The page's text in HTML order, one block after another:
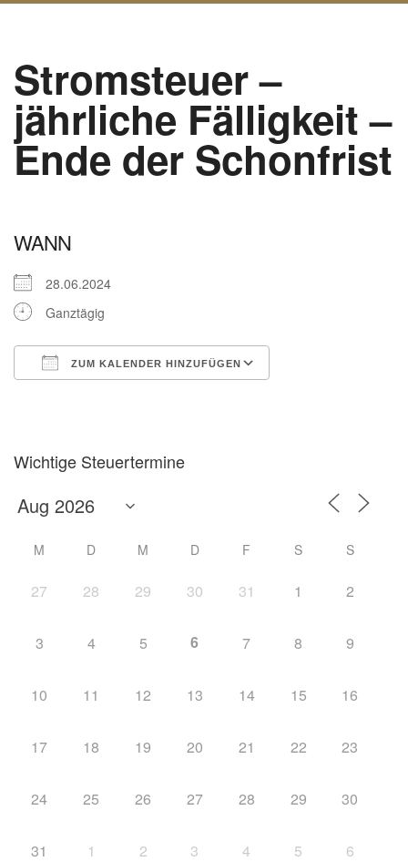
Stromsteuer –
jährliche Fälligkeit –
Ende der Schonfrist
WANN
28.06.2024
Ganztägig
ZUM KALENDER HINZUFÜGEN
Wichtige Steuertermine
M D M D F S S
27 28 29 30 31 1 2
3 4 5 6 7 8 9
10 11 12 13 14 15 16
17 18 19 20 21 22 23
24 25 26 27 28 29 30
31 1 2 3 4 5 6